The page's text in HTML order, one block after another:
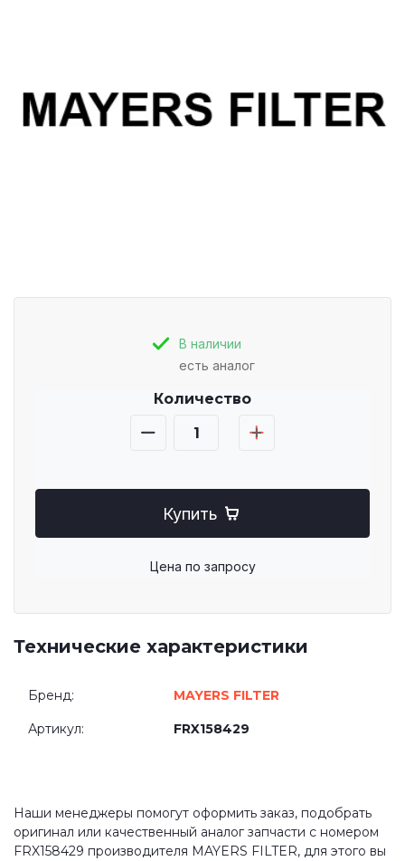
В наличии
есть аналог
Количество
Купить
Цена по запросу
Технические характеристики
Бренд: MAYERS FILTER
Артикул: FRX158429
Наши менеджеры помогут оформить заказ, подобрать
оригинал или качественный аналог запчасти с номером
FRX158429 производителя MAYERS FILTER, для этого вы